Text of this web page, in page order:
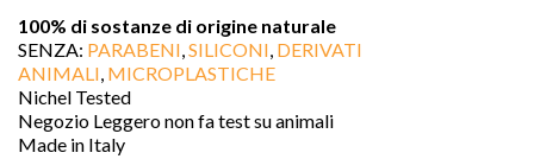
100% di sostanze di origine naturale
SENZA: PARABENI SILICONI DERIVATI
ANIMALI MICROPLASTICHE
Nichel Tested
Negozio Leggero non fa test su animali
Made in Italy